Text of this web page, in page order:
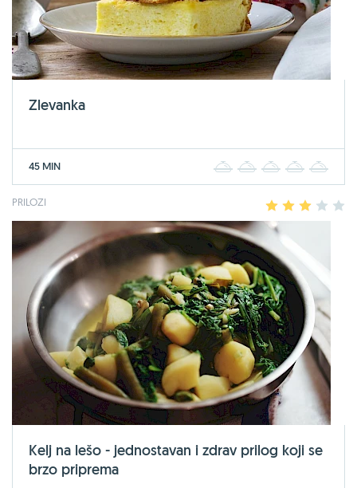
Zlevanka
45 MIN 2 3 4
PRILOZI 2 3 4
Kelj na lešo - jednostavan i zdrav prilog koji se
brzo priprema